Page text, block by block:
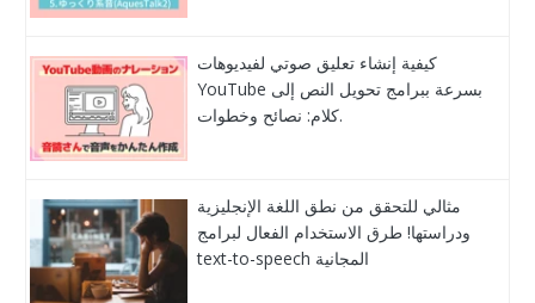
كيفية إنشاء تعليق صوتي لفيديوهات
YouTube بسرعة ببرامج تحويل النص إلى
كلام: نصائح وخطوات.
مثالي للتحقق من نطق اللغة الإنجليزية
ودراستها! طرق الاستخدام الفعال لبرامج
text-to-speech المجانية